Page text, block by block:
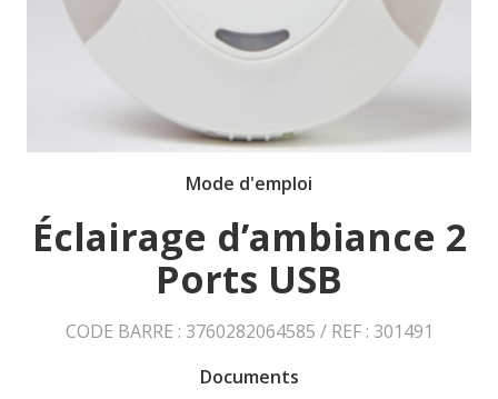
Mode d'emploi
Éclairage d’ambiance 2
Ports USB
CODE BARRE : 3760282064585 / REF : 301491
Documents